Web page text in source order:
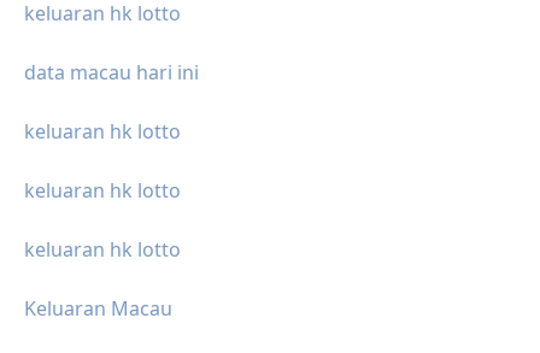
keluaran hk lotto
data macau hari ini
keluaran hk lotto
keluaran hk lotto
keluaran hk lotto
Keluaran Macau